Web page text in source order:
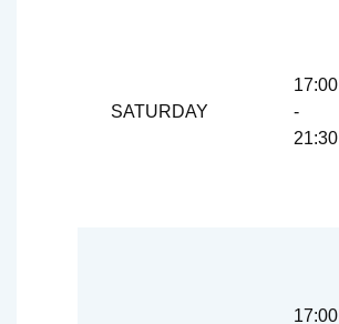
SATURDAY
17:00
-
21:30
17:00